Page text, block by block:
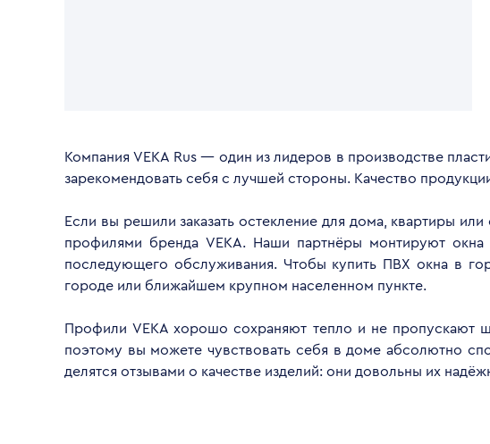
Компания VEKA Rus — один из лидеров в производстве
зарекомендовать себя с лучшей стороны. Качество
Если вы решили заказать остекление для дома, квартиры
профилями бренда VEKA. Наши партнёры монтируют
последующего обслуживания. Чтобы купить ПВХ окна в
городе или ближайшем крупном населенном пункте.
Профили VEKA хорошо сохраняют тепло и не пропускают
поэтому вы можете чувствовать себя в доме абсолютно
делятся отзывами о качестве изделий: они довольны их